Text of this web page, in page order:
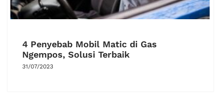
4 Penyebab Mobil Matic di Gas
Ngempos, Solusi Terbaik
31/07/2023